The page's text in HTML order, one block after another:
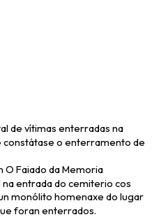
de vítimas enterradas na
constátase o enterramento de
O Faiado da Memoria
entrada do cemiterio cos
monólito homenaxe do lugar
foran enterrados.